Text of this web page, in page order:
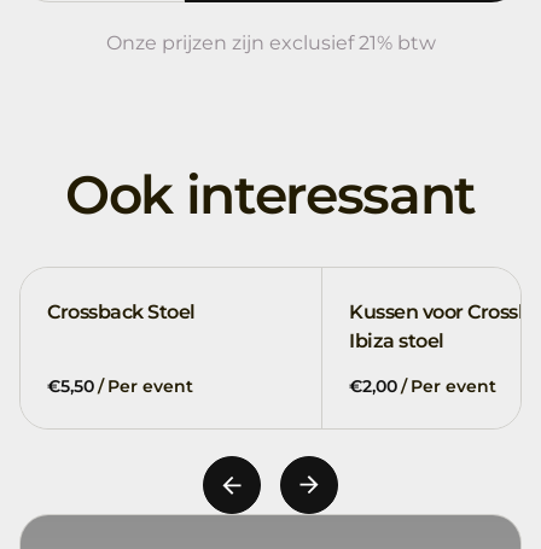
Onze prijzen zijn exclusief 21% btw
Ook interessant
Crossback Stoel
/
Kussen voor
Ibiza stoel
/